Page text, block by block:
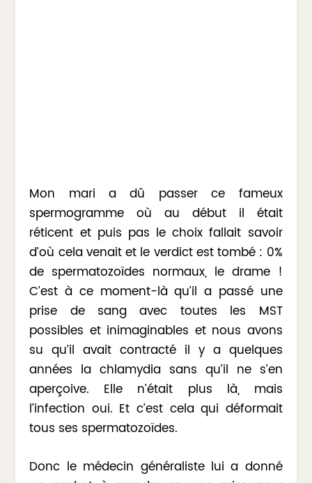
Mon mari a dû passer ce fameux
spermogramme où au début il était
réticent et puis pas le choix fallait savoir
d’où cela venait et le verdict est tombé : 0%
de spermatozoïdes normaux, le drame !
C’est à ce moment-là qu’il a passé une
prise de sang avec toutes les MST
possibles et inimaginables et nous avons
su qu’il avait contracté il y a quelques
années la chlamydia sans qu’il ne s’en
aperçoive. Elle n’était plus là, mais
l’infection oui. Et c’est cela qui déformait
tous ses spermatozoïdes.
Donc le médecin généraliste lui a donné